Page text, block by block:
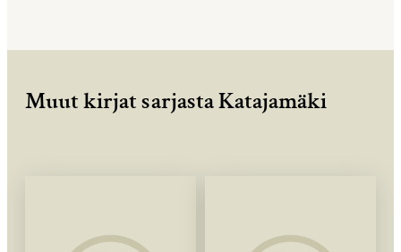
Muut kirjat sarjasta Katajamäki